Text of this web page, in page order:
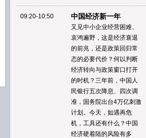
09:20-10:50 中国经济新一年
又见中小企业经营困难、
哀鸿遍野，这是经济衰退
的前兆，还是政策回归常
态的必要代价？何以判断
经济转向与政策窗口打开
的时机？三年前，中国人
民银行五次降息、四次调
准，国务院出台4万亿刺激
计划。今天，如遇再危
机，工具还有什么？中国
经济硬着陆的风险有多